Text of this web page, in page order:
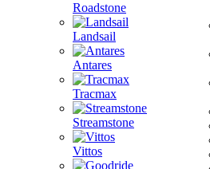
Roadstone
Landsail
Antares
Tracmax
Streamstone
Vittos